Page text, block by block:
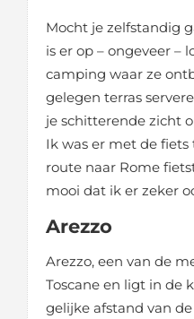
Mocht je zelfstandig
is er op – ongeveer –
camping waar ze
gelegen terras
je schitterende zicht
Ik was er met de
route naar Rome
mooi dat ik er zeker
Arezzo
Arezzo, een van de
Toscane en ligt in de
gelijke afstand van